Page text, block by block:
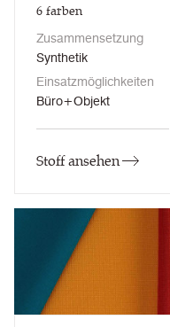
6farben
Zusammensetzung
Synthetik
Einsatzmöglichkeiten
Büro+Objekt
Stoff ansehen